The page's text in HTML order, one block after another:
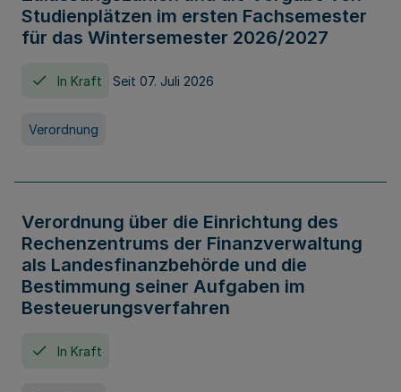
Studienplätzen im ersten Fachsemester
für das Wintersemester 2026/2027
In Kraft Seit 07. Juli 2026
Verordnung
Verordnung über die Einrichtung des
Rechenzentrums der Finanzverwaltung
als Landesfinanzbehörde und die
Bestimmung seiner Aufgaben im
Besteuerungsverfahren
In Kraft